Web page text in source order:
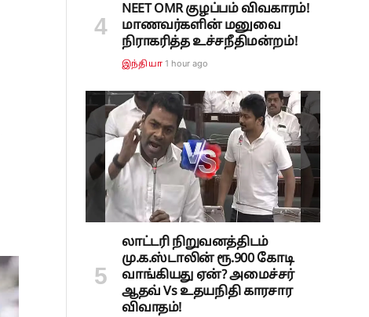
NEET OMR குழப்பம் விவகாரம்!
மாணவர்களின் மனுவை
நிராகரித்த உச்சநீதிமன்றம்!
இந்தியா 1 hour ago
லாட்டரி நிறுவனத்திடம்
மு.க.ஸ்டாலின் ரூ.900 கோடி
வாங்கியது ஏன்? அமைச்சர்
ஆதவ் Vs உதயநிதி காரசார
விவாதம்!